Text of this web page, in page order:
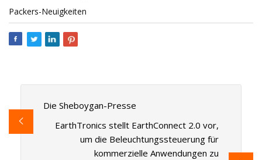
Packers-Neuigkeiten
Die Sheboygan-Presse
EarthTronics stellt EarthConnect 2.0 vor,
um die Beleuchtungssteuerung für
kommerzielle Anwendungen zu